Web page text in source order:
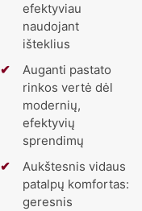
efektyviau
naudojant
išteklius
✔
Auganti pastato
rinkos vertė dėl
modernių,
efektyvių
sprendimų
✔
Aukštesnis vidaus
patalpų komfortas:
geresnis